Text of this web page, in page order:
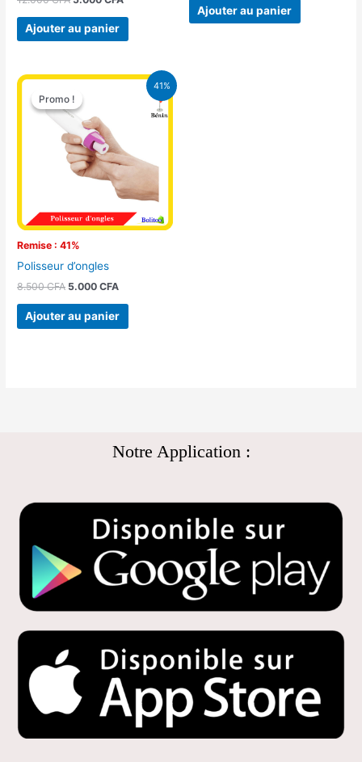
Ajouter au panier
Ajouter au panier
41%
Promo !
Remise : 41%
Promo !
Polisseur d’ongles
8.500CFA
Le
prix
initial
était :
8.500 CFA.
5.000CFA
Le
Ajouter au panier
Notre Application :